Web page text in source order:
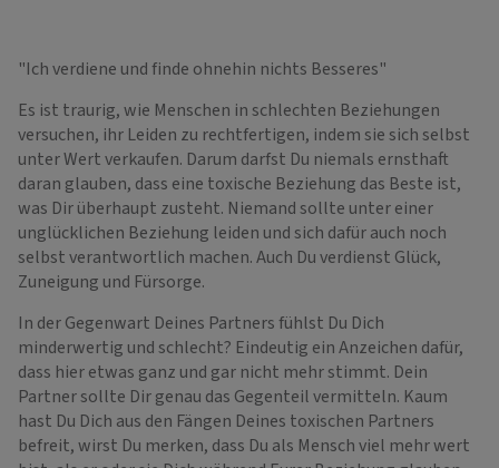
"Ich verdiene und finde ohnehin nichts Besseres"
Es ist traurig, wie Menschen in schlechten Beziehungen
versuchen, ihr Leiden zu rechtfertigen, indem sie sich selbst
unter Wert verkaufen. Darum darfst Du niemals ernsthaft
daran glauben, dass eine toxische Beziehung das Beste ist,
was Dir überhaupt zusteht. Niemand sollte unter einer
unglücklichen Beziehung leiden und sich dafür auch noch
selbst verantwortlich machen. Auch Du verdienst Glück,
Zuneigung und Fürsorge.
In der Gegenwart Deines Partners fühlst Du Dich
minderwertig und schlecht? Eindeutig ein Anzeichen dafür,
dass hier etwas ganz und gar nicht mehr stimmt. Dein
Partner sollte Dir genau das Gegenteil vermitteln. Kaum
hast Du Dich aus den Fängen Deines toxischen Partners
befreit, wirst Du merken, dass Du als Mensch viel mehr wert